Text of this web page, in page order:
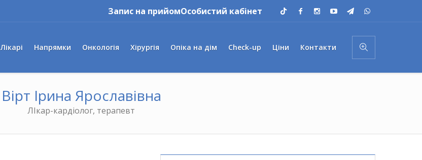
Запис на прийомОсобистий кабінет
Лікарі Напрямки Онкологія Хірургія Опіка на дім Check-up Ціни Контакти
Вірт Ірина Ярославівна
ЛІкар-кардіолог, терапевт